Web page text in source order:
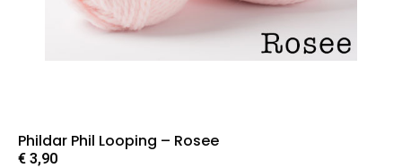
Phildar Phil Looping – Rosee
€ 3,90